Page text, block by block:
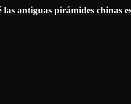
antiguas pirámides chinas